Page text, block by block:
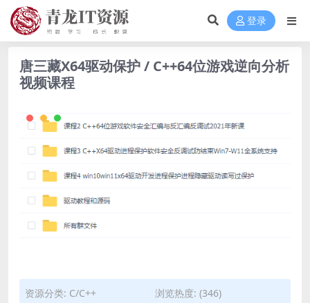
登录
唐三藏X64驱动保护 / C++64位游戏逆向分析
视频课程
资源分类: C/C++
浏览热度: (346)